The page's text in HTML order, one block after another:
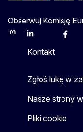
Obserwuj Komisję
MastodonLinkedInBluesky
Kontakt
Zgłoś lukę w
Nasze strony
Pliki cookie